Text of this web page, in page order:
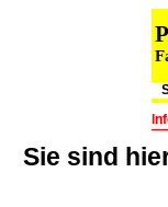
Sie sind